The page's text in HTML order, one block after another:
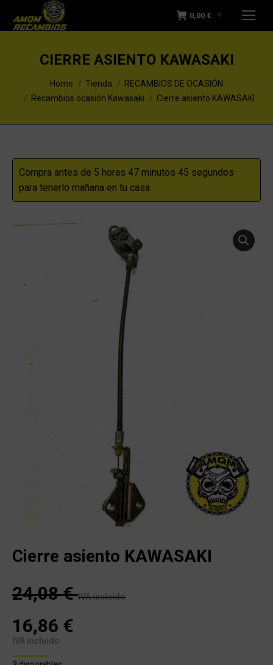
0,00 € 0
CIERRE ASIENTO KAWASAKI
You are here:Home Tienda
RECAMBIOS DE OCASIÓN
Recambios ocasión Kawasaki
Cierre asiento KAWASAKI
Compra antes de 5 horas 47 minutos 44 segundos
para tenerlo mañana en tu casa
Cierre asiento KAWASAKI
24,08€ IVA incluido
16,86 €
IVA incluido